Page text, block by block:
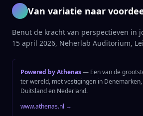
Van variatie naar
Benut de kracht van perspectieven in
15 april 2026, Neherlab Auditorium,
Powered by Athenas— Een van de
ter wereld, met vestigingen in
Duitsland en Nederland.
www.athenas.nl →